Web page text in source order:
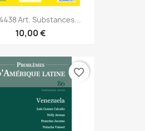
Art. Substances...
10,00 €
favorite_border